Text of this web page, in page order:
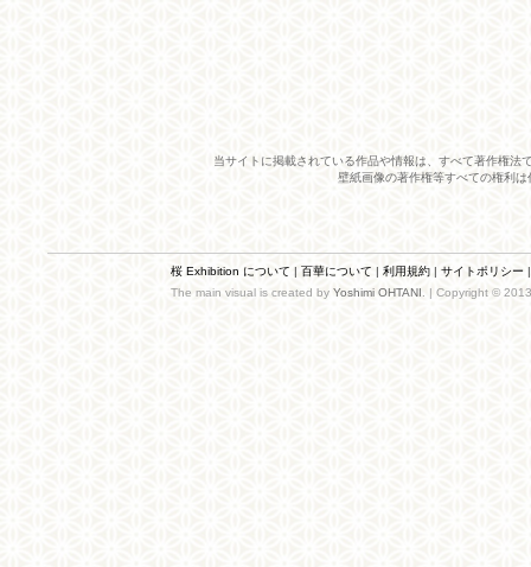
当サイトに掲載されている作品や情報は、すべて著作権
壁紙画像の著作権等すべての権利
桜 Exhibition について | 百華について | 利用規約 | サイトポリシー
The main visual is created by Yoshimi OHTANI . | Copyright ©